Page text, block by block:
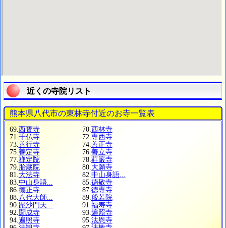
近くの寺院リスト
熊本県八代市の東林寺付近のお寺一覧表
69. 西寳寺 70. 西林寺
71. 千仏寺 72. 専西寺
73. 善行寺 74. 善正寺
75. 善定寺 76. 善立寺
77. 禅定院 78. 莊嚴寺
79. 胎蔵院 80. 大願寺
81. 大法寺 82. 中山身語...
83. 中山身語... 85. 徳敬寺
86. 德正寺 87. 徳専寺
88. 八代大師... 89. 般若院
90. 毘沙門天... 91. 福寿寺
92. 聞成寺 93. 遍照寺
94. 遍照寺 95. 法恩寺